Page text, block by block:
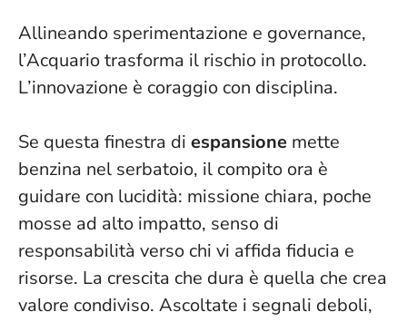
Allineando sperimentazione e governance,
l’Acquario trasforma il rischio in protocollo.
L’innovazione è coraggio con disciplina.
Se questa finestra di espansione mette
benzina nel serbatoio, il compito ora è
guidare con lucidità: missione chiara, poche
mosse ad alto impatto, senso di
responsabilità verso chi vi affida fiducia e
risorse. La crescita che dura è quella che crea
valore condiviso. Ascoltate i segnali deboli,